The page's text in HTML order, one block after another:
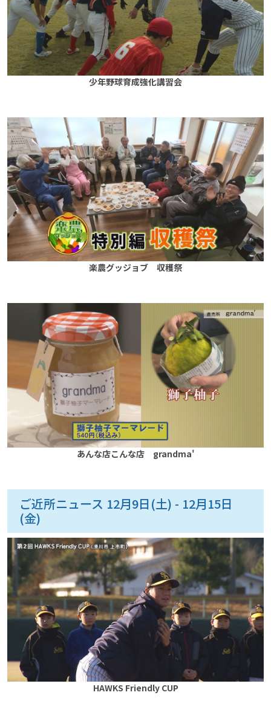
少年野球育成強化講習会
楽農グッジョブ 収穫祭
あんな店こんな店 grandma'
ご近所ニュース 12月9日(土) - 12月15日
(金)
HAWKS Friendly CUP